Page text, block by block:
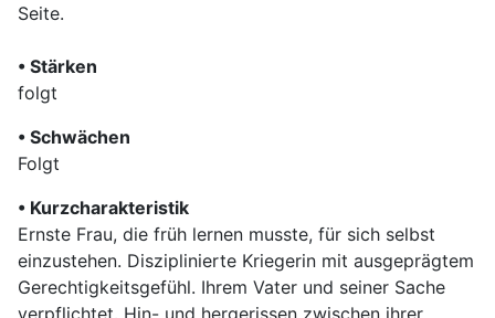
Seite.
• Stärken
folgt
• Schwächen
Folgt
• Kurzcharakteristik
Ernste Frau, die früh lernen musste, für sich selbst
einzustehen. Disziplinierte Kriegerin mit ausgeprägtem
Gerechtigkeitsgefühl. Ihrem Vater und seiner Sache